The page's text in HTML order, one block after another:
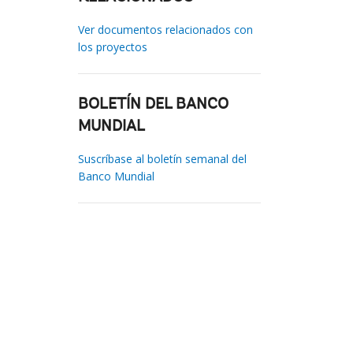
Ver documentos relacionados con
los proyectos
BOLETÍN DEL BANCO
MUNDIAL
Suscríbase al boletín semanal del
Banco Mundial